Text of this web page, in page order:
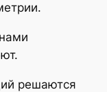
решаются